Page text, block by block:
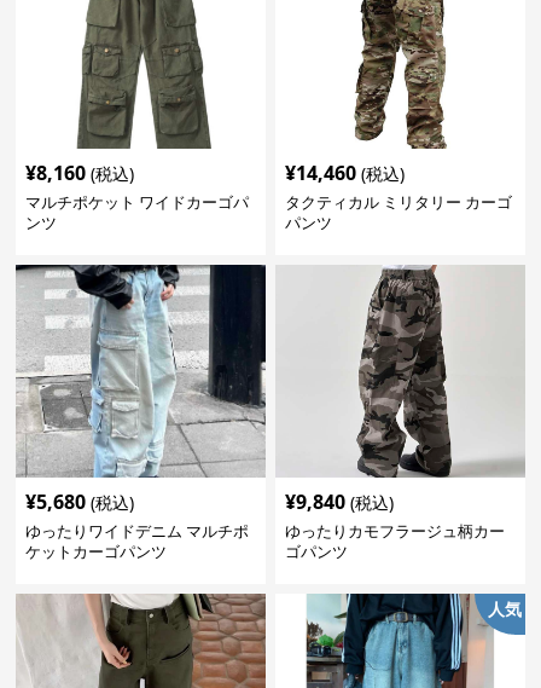
¥8,160 (税込)
マルチポケット ワイドカーゴパ
ンツ
¥14,460 (税込)
タクティカル ミリタリー カーゴ
パンツ
¥5,680 (税込)
ゆったりワイドデニム マルチポ
ケットカーゴパンツ
¥9,840 (税込)
ゆったりカモフラージュ柄カー
ゴパンツ
人気